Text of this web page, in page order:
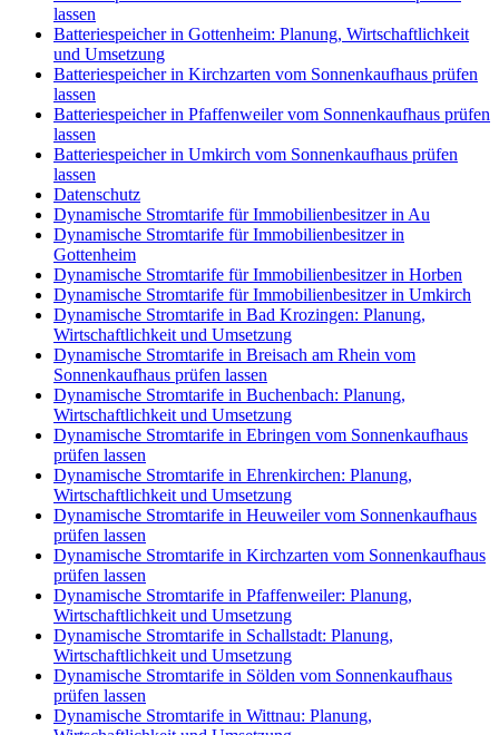
lassen
Batteriespeicher in Gottenheim: Planung, Wirtschaftlichkeit
und Umsetzung
Batteriespeicher in Kirchzarten vom Sonnenkaufhaus prüfen
lassen
Batteriespeicher in Pfaffenweiler vom Sonnenkaufhaus prüfen
lassen
Batteriespeicher in Umkirch vom Sonnenkaufhaus prüfen
lassen
Datenschutz
Dynamische Stromtarife für Immobilienbesitzer in Au
Dynamische Stromtarife für Immobilienbesitzer in
Gottenheim
Dynamische Stromtarife für Immobilienbesitzer in Horben
Dynamische Stromtarife für Immobilienbesitzer in Umkirch
Dynamische Stromtarife in Bad Krozingen: Planung,
Wirtschaftlichkeit und Umsetzung
Dynamische Stromtarife in Breisach am Rhein vom
Sonnenkaufhaus prüfen lassen
Dynamische Stromtarife in Buchenbach: Planung,
Wirtschaftlichkeit und Umsetzung
Dynamische Stromtarife in Ebringen vom Sonnenkaufhaus
prüfen lassen
Dynamische Stromtarife in Ehrenkirchen: Planung,
Wirtschaftlichkeit und Umsetzung
Dynamische Stromtarife in Heuweiler vom Sonnenkaufhaus
prüfen lassen
Dynamische Stromtarife in Kirchzarten vom Sonnenkaufhaus
prüfen lassen
Dynamische Stromtarife in Pfaffenweiler: Planung,
Wirtschaftlichkeit und Umsetzung
Dynamische Stromtarife in Schallstadt: Planung,
Wirtschaftlichkeit und Umsetzung
Dynamische Stromtarife in Sölden vom Sonnenkaufhaus
prüfen lassen
Dynamische Stromtarife in Wittnau: Planung,